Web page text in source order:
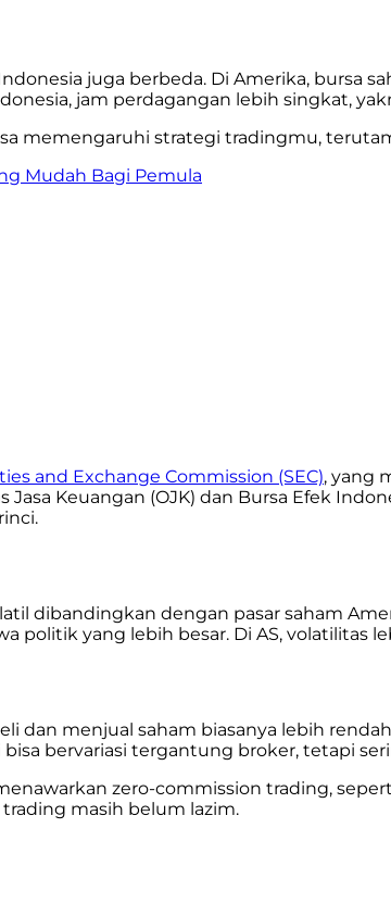
juga berbeda. Di Amerika, bursa
jam perdagangan lebih singkat,
memengaruhi strategi tradingmu,
Mudah Bagi Pemula
and Exchange Commission (SEC), yang
Jasa Keuangan (OJK) dan Bursa Efek
dibandingkan dengan pasar saham
politik yang lebih besar. Di AS, volatilitas
dan menjual saham biasanya lebih
bisa bervariasi tergantung broker, tetapi
zero-commission trading,
masih belum lazim.